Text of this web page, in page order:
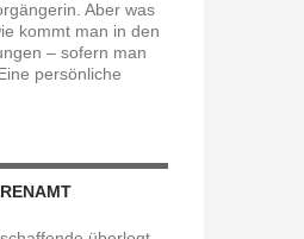
Aber was
kommt man in den
– sofern man
persönliche